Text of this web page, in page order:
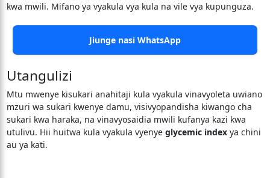
kwa mwili. Mifano ya vyakula vya kula na vile vya kupunguza.
Jiunge nasi WhatsApp
Utangulizi
Mtu mwenye kisukari anahitaji kula vyakula vinavyoleta uwiano
mzuri wa sukari kwenye damu, visivyopandisha kiwango cha
sukari kwa haraka, na vinavyosaidia mwili kufanya kazi kwa
utulivu. Hii huitwa kula vyakula vyenye glycemic indexya chini
au ya kati.